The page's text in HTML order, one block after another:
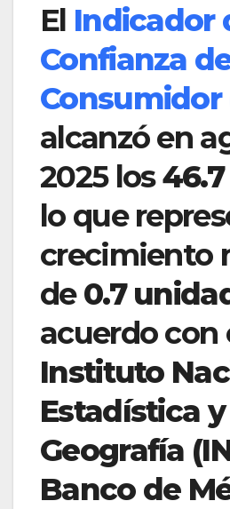
El Indicador
Confianza
Consumidor
alcanzó en
2025 los
lo que
crecimiento
de0.7
acuerdo con
Instituto
Estadística y
Geografía
Banco de